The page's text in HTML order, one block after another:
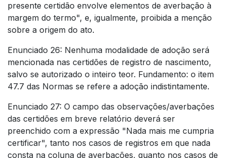
presente certidão envolve elementos de averbação à
margem do termo", e, igualmente, proibida a menção
sobre a origem do ato.
Enunciado 26: Nenhuma modalidade de adoção será
mencionada nas certidões de registro de nascimento,
salvo se autorizado o inteiro teor. Fundamento: o item
47.7 das Normas se refere a adoção indistintamente.
Enunciado 27: O campo das observações/averbações
das certidões em breve relatório deverá ser
preenchido com a expressão "Nada mais me cumpria
certificar", tanto nos casos de registros em que nada
consta na coluna de averbações, quanto nos casos de